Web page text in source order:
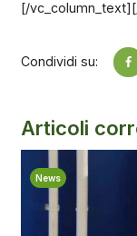
[/
Condividi su:
Articoli
News